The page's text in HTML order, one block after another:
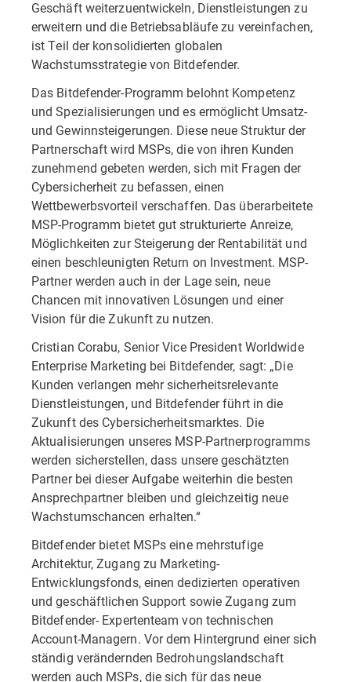
Geschäft weiterzuentwickeln, Dienstleistungen zu
erweitern und die Betriebsabläufe zu vereinfachen,
ist Teil der konsolidierten globalen
Wachstumsstrategie von Bitdefender.
Das Bitdefender-Programm belohnt Kompetenz
und Spezialisierungen und es ermöglicht Umsatz-
und Gewinnsteigerungen. Diese neue Struktur der
Partnerschaft wird MSPs, die von ihren Kunden
zunehmend gebeten werden, sich mit Fragen der
Cybersicherheit zu befassen, einen
Wettbewerbsvorteil verschaffen. Das überarbeitete
MSP-Programm bietet gut strukturierte Anreize,
Möglichkeiten zur Steigerung der Rentabilität und
einen beschleunigten Return on Investment. MSP-
Partner werden auch in der Lage sein, neue
Chancen mit innovativen Lösungen und einer
Vision für die Zukunft zu nutzen.
Cristian Corabu, Senior Vice President Worldwide
Enterprise Marketing bei Bitdefender, sagt: „Die
Kunden verlangen mehr sicherheitsrelevante
Dienstleistungen, und Bitdefender führt in die
Zukunft des Cybersicherheitsmarktes. Die
Aktualisierungen unseres MSP-Partnerprogramms
werden sicherstellen, dass unsere geschätzten
Partner bei dieser Aufgabe weiterhin die besten
Ansprechpartner bleiben und gleichzeitig neue
Wachstumschancen erhalten.“
Bitdefender bietet MSPs eine mehrstufige
Architektur, Zugang zu Marketing-
Entwicklungsfonds, einen dedizierten operativen
und geschäftlichen Support sowie Zugang zum
Bitdefender- Expertenteam von technischen
Account-Managern. Vor dem Hintergrund einer sich
ständig verändernden Bedrohungslandschaft
werden auch MSPs, die sich für das neue